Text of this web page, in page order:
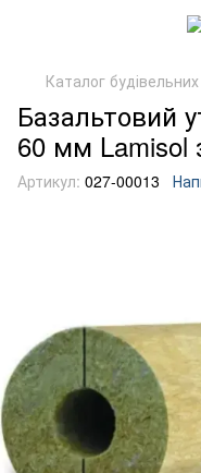
Каталог будівельних
Базальтовий
60 мм
Артикул: 027-00013